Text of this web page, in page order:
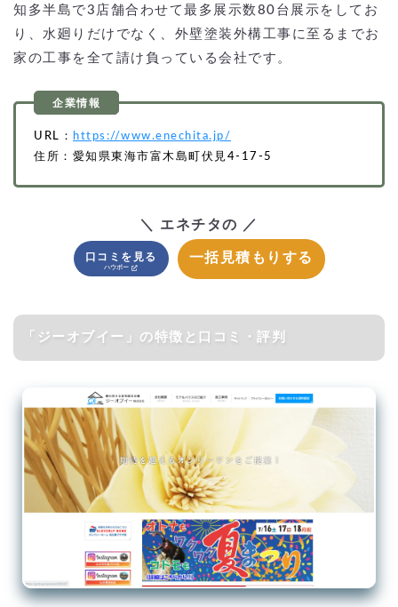
知多半島で3店舗合わせて最多展示数80台展示をしてお
り、水廻りだけでなく、外壁塗装外構工事に至るまでお
家の工事を全て請け負っている会社です。
URL：
https://www.enechita.jp/
住所：愛知県東海市富木島町伏見4-17-5
＼ エネチタの ／
口コミを見る 一括見積もりする
「ジーオブイー」の特徴と口コミ・評判